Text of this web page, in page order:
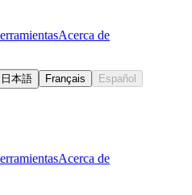
Acerca de
日本語 Français
Español
Acerca de